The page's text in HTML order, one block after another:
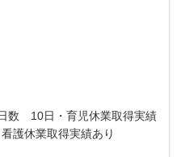
数 10日・育児休業取得実績
護休業取得実績あり